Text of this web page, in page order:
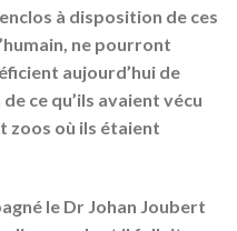
à disposition de ces
ne pourront
aujourd’hui de
ce qu’ils avaient vécu
zoos où ils étaient
le Dr Johan Joubert